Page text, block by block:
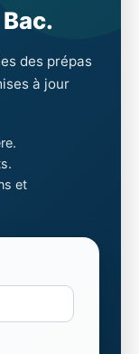
des prépas
à jour
et